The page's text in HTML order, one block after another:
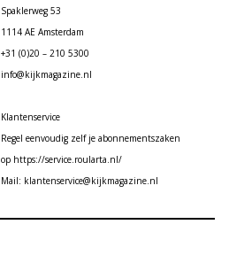
Spaklerweg 53
1114 AE Amsterdam
+31 (0)20 – 210 5300
info@kijkmagazine.nl
Klantenservice
Regel eenvoudig zelf je abonnementszaken
op https://service.roularta.nl/
Mail: klantenservice@kijkmagazine.nl